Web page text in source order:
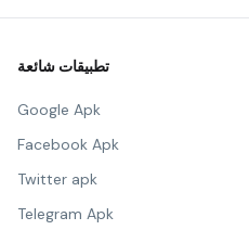
تطبيقات شائعة
Google Apk
Facebook Apk
Twitter apk
Telegram Apk